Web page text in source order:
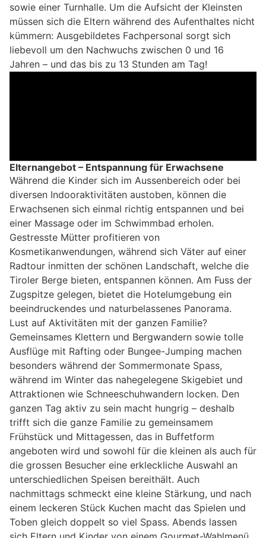
sowie einer Turnhalle. Um die Aufsicht der Kleinsten
müssen sich die Eltern während des Aufenthaltes nicht
kümmern: Ausgebildetes Fachpersonal sorgt sich
liebevoll um den Nachwuchs zwischen 0 und 16
Jahren – und das bis zu 13 Stunden am Tag!
Elternangebot – Entspannung für Erwachsene
Während die Kinder sich im Aussenbereich oder bei
diversen Indooraktivitäten austoben, können die
Erwachsenen sich einmal richtig entspannen und bei
einer Massage oder im Schwimmbad erholen.
Gestresste Mütter profitieren von
Kosmetikanwendungen, während sich Väter auf einer
Radtour inmitten der schönen Landschaft, welche die
Tiroler Berge bieten, entspannen können. Am Fuss der
Zugspitze gelegen, bietet die Hotelumgebung ein
beeindruckendes und naturbelassenes Panorama.
Lust auf Aktivitäten mit der ganzen Familie?
Gemeinsames Klettern und Bergwandern sowie tolle
Ausflüge mit Rafting oder Bungee-Jumping machen
besonders während der Sommermonate Spass,
während im Winter das nahegelegene Skigebiet und
Attraktionen wie Schneeschuhwandern locken. Den
ganzen Tag aktiv zu sein macht hungrig – deshalb
trifft sich die ganze Familie zu gemeinsamem
Frühstück und Mittagessen, das in Buffetform
angeboten wird und sowohl für die kleinen als auch für
die grossen Besucher eine erkleckliche Auswahl an
unterschiedlichen Speisen bereithält. Auch
nachmittags schmeckt eine kleine Stärkung, und nach
einem leckeren Stück Kuchen macht das Spielen und
Toben gleich doppelt so viel Spass. Abends lassen